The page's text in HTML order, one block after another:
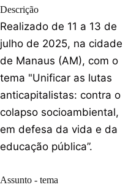
Descrição
Realizado de 11 a 13 de
julho de 2025, na cidade
de Manaus (AM), com o
tema "Unificar as lutas
anticapitalistas: contra o
colapso socioambiental,
em defesa da vida e da
educação pública”.
Assunto - tema